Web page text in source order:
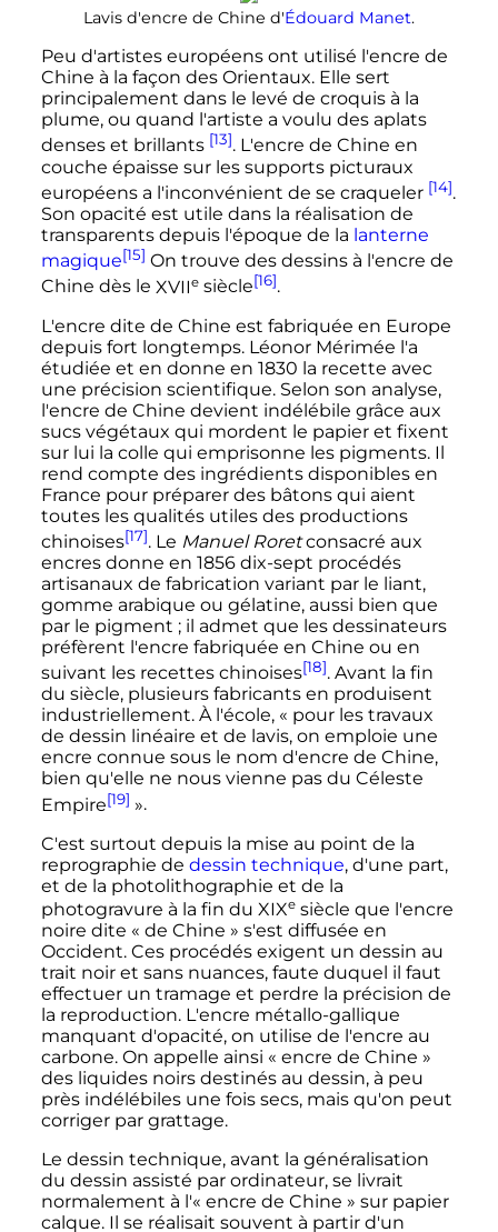
Lavis d'encre de Chine d'Édouard Manet.
Peu d'artistes européens ont utilisé l'encre de
Chine à la façon des Orientaux. Elle sert
principalement dans le levé de croquis à la
plume, ou quand l'artiste a voulu des aplats
denses et brillants [13]. L'encre de Chine en
couche épaisse sur les supports picturaux
européens a l'inconvénient de se craqueler [14].
Son opacité est utile dans la réalisation de
transparents depuis l'époque de la lanterne
magique[15] On trouve des dessins à l'encre de
Chine dès le XVIIe siècle[16].
L'encre dite de Chine est fabriquée en Europe
depuis fort longtemps. Léonor Mérimée l'a
étudiée et en donne en 1830 la recette avec
une précision scientifique. Selon son analyse,
l'encre de Chine devient indélébile grâce aux
sucs végétaux qui mordent le papier et fixent
sur lui la colle qui emprisonne les pigments. Il
rend compte des ingrédients disponibles en
France pour préparer des bâtons qui aient
toutes les qualités utiles des productions
chinoises[17]. Le Manuel Roretconsacré aux
encres donne en 1856 dix-sept procédés
artisanaux de fabrication variant par le liant,
gomme arabique ou gélatine, aussi bien que
par le pigment ; il admet que les dessinateurs
préfèrent l'encre fabriquée en Chine ou en
suivant les recettes chinoises[18]. Avant la fin
du siècle, plusieurs fabricants en produisent
industriellement. À l'école, « pour les travaux
de dessin linéaire et de lavis, on emploie une
encre connue sous le nom d'encre de Chine,
bien qu'elle ne nous vienne pas du Céleste
Empire[19] ».
C'est surtout depuis la mise au point de la
reprographie de dessin technique, d'une part,
et de la photolithographie et de la
photogravure à la fin du XIXe siècle que l'encre
noire dite « de Chine » s'est diffusée en
Occident. Ces procédés exigent un dessin au
trait noir et sans nuances, faute duquel il faut
effectuer un tramage et perdre la précision de
la reproduction. L'encre métallo-gallique
manquant d'opacité, on utilise de l'encre au
carbone. On appelle ainsi « encre de Chine »
des liquides noirs destinés au dessin, à peu
près indélébiles une fois secs, mais qu'on peut
corriger par grattage.
Le dessin technique, avant la généralisation
du dessin assisté par ordinateur, se livrait
normalement à l'« encre de Chine » sur papier
calque. Il se réalisait souvent à partir d'un